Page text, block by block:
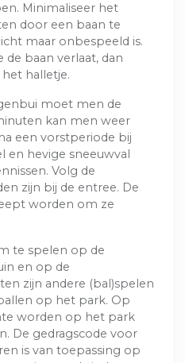
Minimaliseer het
door een baan te
maar onbespeeld is.
de baan verlaat, dan
halletje.
moet men de
kan men weer
een vorstperiode bij
en hevige sneeuwval
Volg de
zijn bij de entree. De
worden om ze
te spelen op de
en op de
zijn andere (bal)spelen
op het park. Op
worden op het park
De gedragscode voor
is van toepassing op